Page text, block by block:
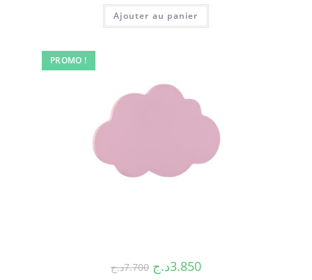
Ajouter au panier
PROMO !
7.700د.ج 3.850د.ج